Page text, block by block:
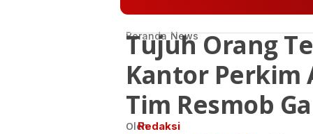
Beranda News
Tujuh Orang
Kantor Perkim
Tim Resmob
OlehRedaksi